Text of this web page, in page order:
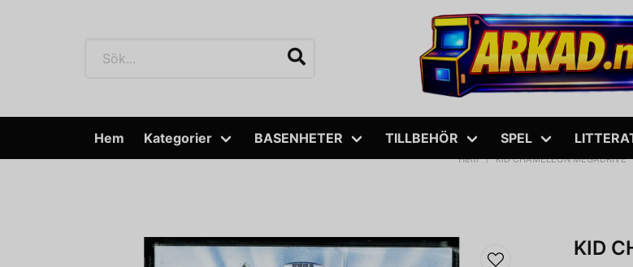
Hem Kategorier BASENHETER TILLBEHÖR SPEL
Hem KID CHAMELEON MEGADRIVE
KID